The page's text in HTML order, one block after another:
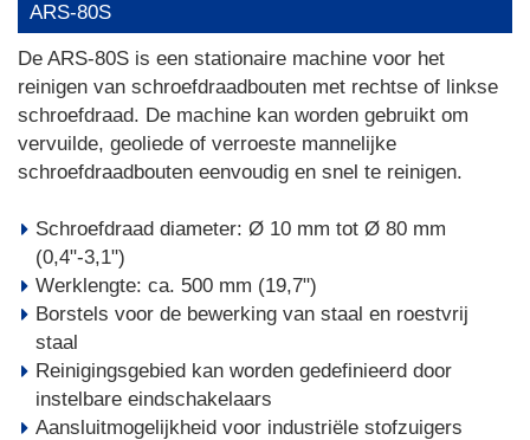
ARS-80S
De ARS-80S is een stationaire machine voor het
reinigen van schroefdraadbouten met rechtse of linkse
schroefdraad. De machine kan worden gebruikt om
vervuilde, geoliede of verroeste mannelijke
schroefdraadbouten eenvoudig en snel te reinigen.
Schroefdraad diameter: Ø 10 mm tot Ø 80 mm
(0,4"-3,1")
Werklengte: ca. 500 mm (19,7")
Borstels voor de bewerking van staal en roestvrij
staal
Reinigingsgebied kan worden gedefinieerd door
instelbare eindschakelaars
Aansluitmogelijkheid voor industriële stofzuigers